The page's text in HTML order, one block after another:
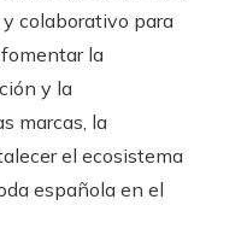
colaborativo para
la
y la
marcas, la
el ecosistema
española en el